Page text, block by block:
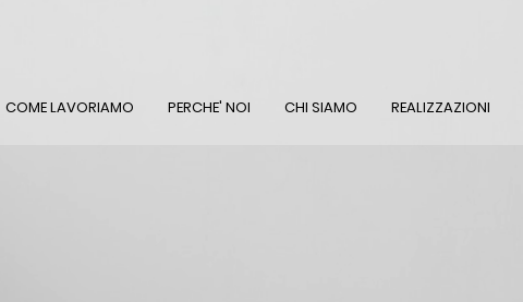
COME LAVORIAMO PERCHE' NOI CHI SIAMO REALIZZAZIONI